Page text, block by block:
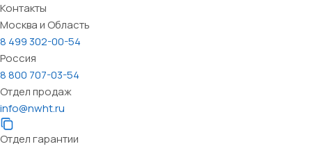
Контакты
Москва и Область
8 499 302-00-54
Россия
8 800 707-03-54
Отдел продаж
info@nwht.ru
Отдел гарантии